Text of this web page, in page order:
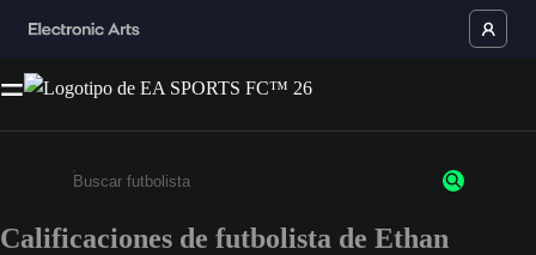
Ingresa un mínimo de 3 caracteres o números
Calificaciones de futbolista de Ethan